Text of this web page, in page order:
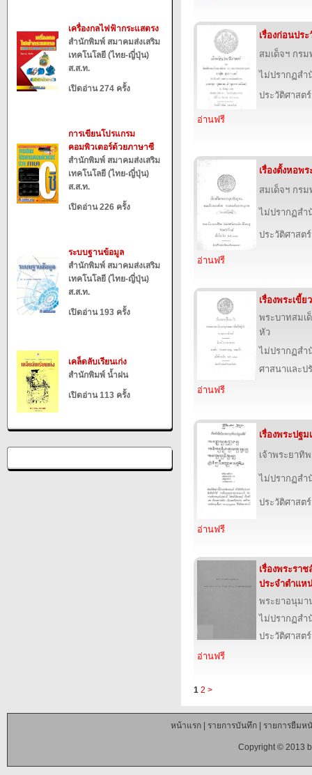
เครื่องกลไฟฟ้ากระแสตรง
สำนักพิมพ์ สมาคมส่งเสริม
เทคโนโลยี (ไทย-ญี่ปุ่น)
ส.ส.ท.
เปิดอ่าน 274 ครั้ง
การเขียนโปรแกรม
คอมพิวเตอร์ด้วยภาษาซี
สำนักพิมพ์ สมาคมส่งเสริม
เทคโนโลยี (ไทย-ญี่ปุ่น)
ส.ส.ท.
เปิดอ่าน 226 ครั้ง
ระบบฐานข้อมูล
สำนักพิมพ์ สมาคมส่งเสริม
เทคโนโลยี (ไทย-ญี่ปุ่น)
ส.ส.ท.
เปิดอ่าน 193 ครั้ง
เคล็ดลับเรียนเก่ง
สำนักพิมพ์ น้ำฝน
เปิดอ่าน 113 ครั้ง
เรื่องก่อนปร
สมเด็จฯ กร
ไม่ปรากฏส
ประวัติศาสต
อ่านฟรี
เรื่องตั้งหอพ
สมเด็จฯ กร
ไม่ปรากฏส
ประวัติศาสต
อ่านฟรี
เรื่องพระเขี้ย
พระบาทสมเ
หัว
ไม่ปรากฏส
ศาสนาและป
อ่านฟรี
เรื่องพระปฐม
เจ้าพระยาทิ
ไม่ปรากฏส
ประวัติศาสต
อ่านฟรี
เรื่องพระรา
ประจำตำแห
พระยาอนุมา
ไม่ปรากฏส
ประวัติศาสต
อ่านฟรี
1 2 >
หน้าแรก| รายการบันทึก| รายการยืมห
Copyright © 2013